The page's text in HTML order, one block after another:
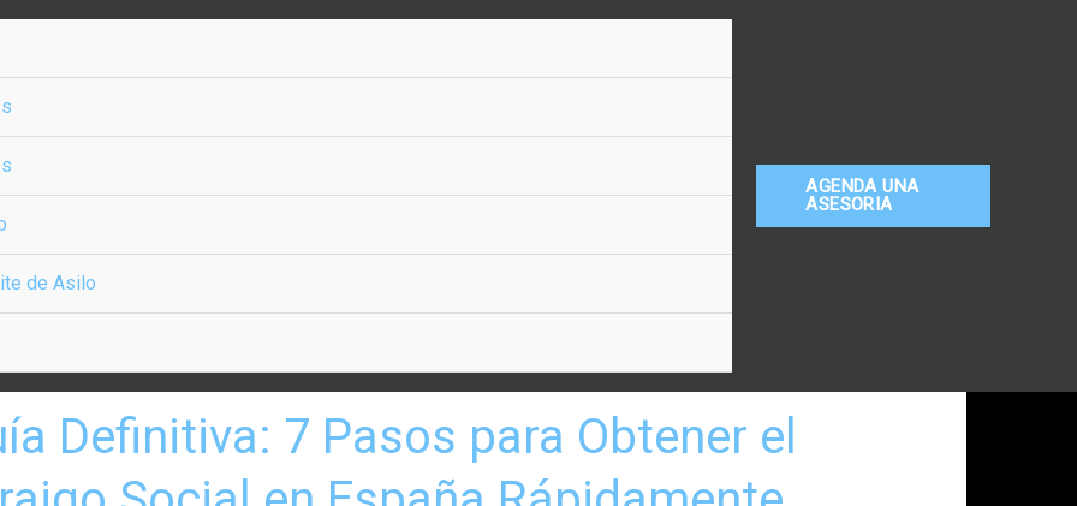
de Asilo
AGENDA UNA
ASESORIA
Definitiva: 7 Pasos para Obtener el